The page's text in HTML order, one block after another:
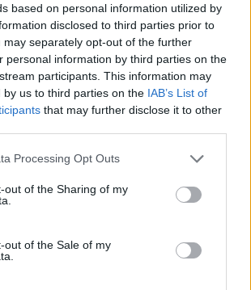
based on personal information utilized by
disclosed to third parties prior to
may separately opt-out of the further
personal information by third parties on the
participants. This information may
by us to third parties on the IAB’s List of
that may further disclose it to other
website/app uses one or more Google
visit or usage behaviour. You may click to
to Google and its third-party tags to
below specified purposes in below Google
Processing Opt Outs
out of the Sharing of my
out of the Sale of my
tovább
sérült az Alias zárókötetében
Dániel
nyelven kiadott képregénysorozat ért